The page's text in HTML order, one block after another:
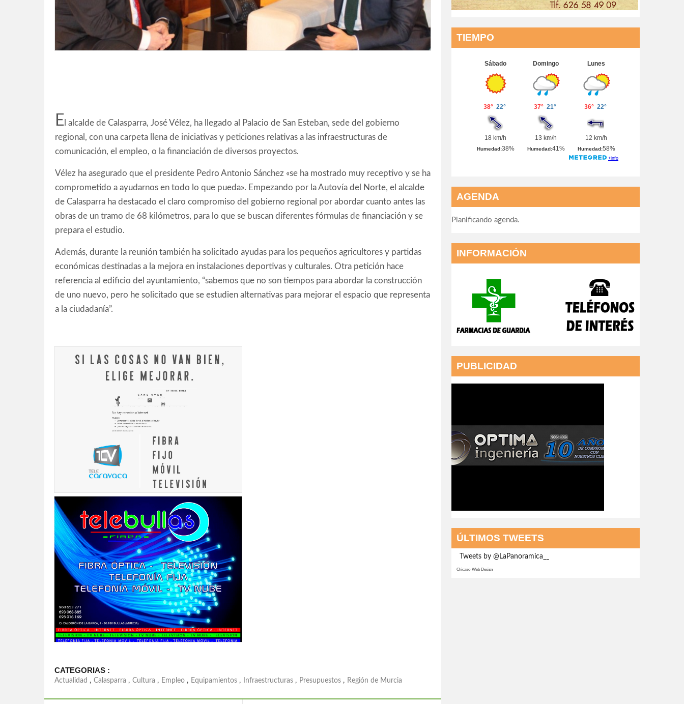
E l alcalde de Calasparra, José Vélez, ha llegado al Palacio de San Esteban, sede del gobierno
regional, con una carpeta llena de iniciativas y peticiones relativas a las infraestructuras de
comunicación, el empleo, o la financiación de diversos proyectos.
Vélez ha asegurado que el presidente Pedro Antonio Sánchez «se ha mostrado muy receptivo y se ha
comprometido a ayudarnos en todo lo que pueda». Empezando por la Autovía del Norte, el alcalde
de Calasparra ha destacado el claro compromiso del gobierno regional por abordar cuanto antes las
obras de un tramo de 68 kilómetros, para lo que se buscan diferentes fórmulas de financiación y se
prepara el estudio.
Además, durante la reunión también ha solicitado ayudas para los pequeños agricultores y partidas
económicas destinadas a la mejora en instalaciones deportivas y culturales. Otra petición hace
referencia al edificio del ayuntamiento, “sabemos que no son tiempos para abordar la construcción
de uno nuevo, pero he solicitado que se estudien alternativas para mejorar el espacio que representa
a la ciudadanía”.
CATEGORIAS :
Actualidad , Calasparra , Cultura , Empleo , Equipamientos , Infraestructuras , Presupuestos , Región de Murcia
TIEMPO
AGENDA
Planificando agenda.
INFORMACIÓN
PUBLICIDAD
ÚLTIMOS TWEETS
Tweets by @LaPanoramica__
Chicago Web Design